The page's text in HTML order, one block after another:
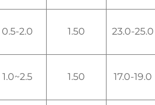
0.5-2.0 1.50 23.0-25.0
1.0~2.5 1.50 17.0-19.0